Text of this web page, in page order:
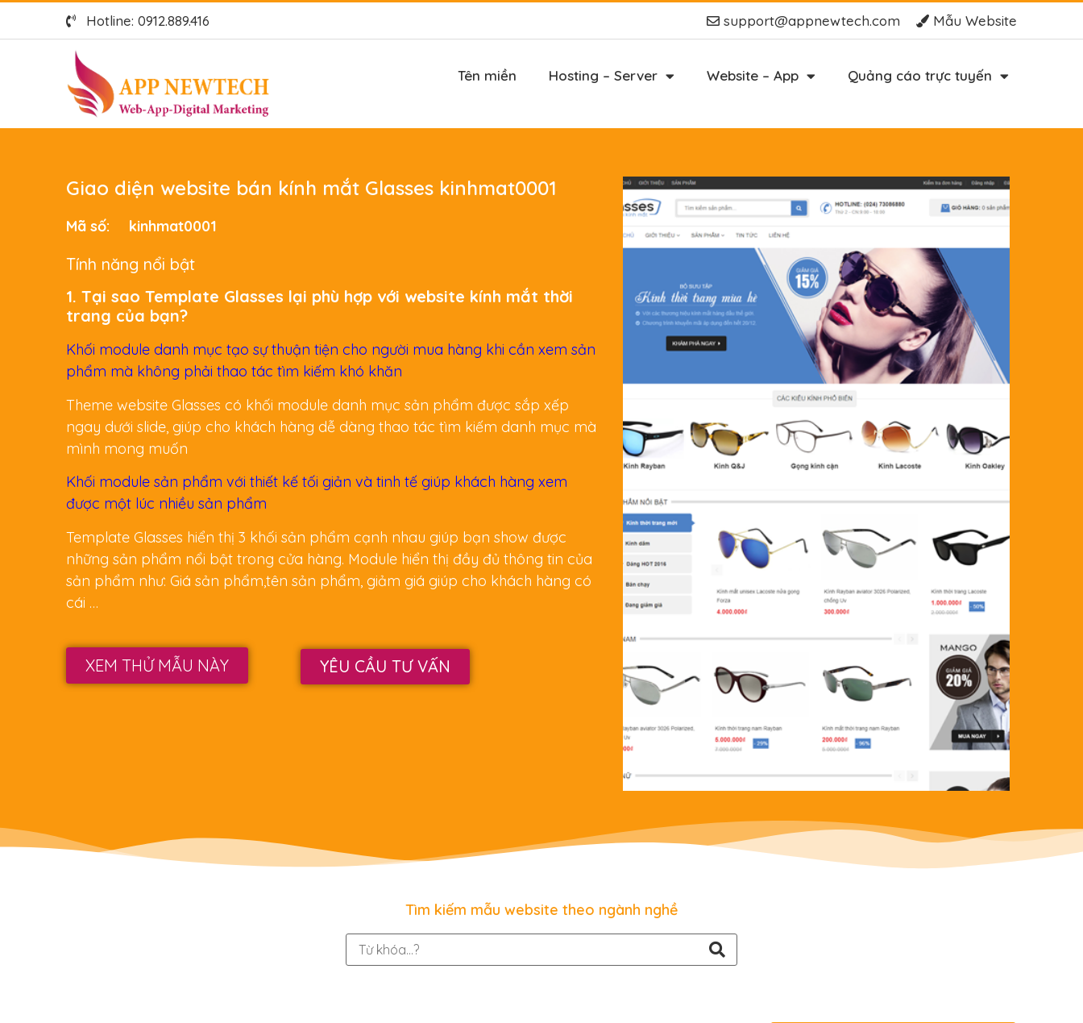
Hotline: 0912.889.416 support@appnewtech.com Mẫu Website
Tên miền Hosting – Server Website – App Quảng cáo trực tuyến
Giao diện website bán kính mắt Glasses kinhmat0001
Mã số: kinhmat0001
Tính năng nổi bật
1. Tại sao Template Glasses lại phù hợp với website kính mắt thời
trang của bạn?
Khối module danh mục tạo sự thuận tiện cho người mua hàng khi cần xem sản
phẩm mà không phải thao tác tìm kiếm khó khăn
Theme website Glasses có khối module danh mục sản phẩm được sắp xếp
ngay dưới slide, giúp cho khách hàng dễ dàng thao tác tìm kiếm danh mục mà
mình mong muốn
Khối module sản phẩm với thiết kế tối giản và tinh tế giúp khách hàng xem
được một lúc nhiều sản phẩm
Template Glasses hiển thị 3 khối sản phẩm cạnh nhau giúp bạn show được
những sản phẩm nổi bật trong cửa hàng. Module hiển thị đầy đủ thông tin của
sản phẩm như: Giá sản phẩm,tên sản phẩm, giảm giá giúp cho khách hàng có
cái …
XEM THỬ MẪU NÀY YÊU CẦU TƯ VẤN
Tìm kiếm mẫu website theo ngành nghề